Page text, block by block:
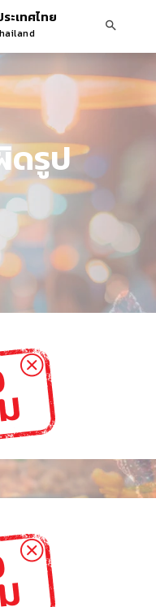
ะเทศไทย
ดรูป